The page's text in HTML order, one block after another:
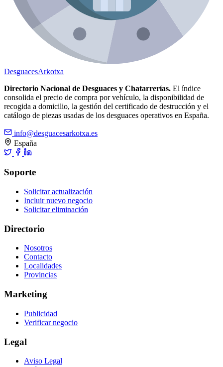
DesguacesArkotxa
Directorio Nacional de Desguaces y Chatarrerías. El índice
consolida el precio de compra por vehículo, la disponibilidad de
recogida a domicilio, la gestión del certificado de destrucción y el
catálogo de piezas usadas de los desguaces operativos en España.
info@desguacesarkotxa.es
España
Soporte
Solicitar actualización
Incluir nuevo negocio
Solicitar eliminación
Directorio
Nosotros
Contacto
Localidades
Provincias
Marketing
Publicidad
Verificar negocio
Legal
Aviso Legal